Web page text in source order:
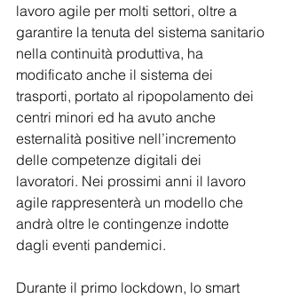
lavoro agile per molti settori, oltre a
garantire la tenuta del sistema sanitario
nella continuità produttiva, ha
modificato anche il sistema dei
trasporti, portato al ripopolamento dei
centri minori ed ha avuto anche
esternalità positive nell’incremento
delle competenze digitali dei
lavoratori. Nei prossimi anni il lavoro
agile rappresenterà un modello che
andrà oltre le contingenze indotte
dagli eventi pandemici.
Durante il primo lockdown, lo smart